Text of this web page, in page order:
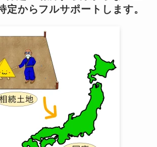
定からフルサポートします。